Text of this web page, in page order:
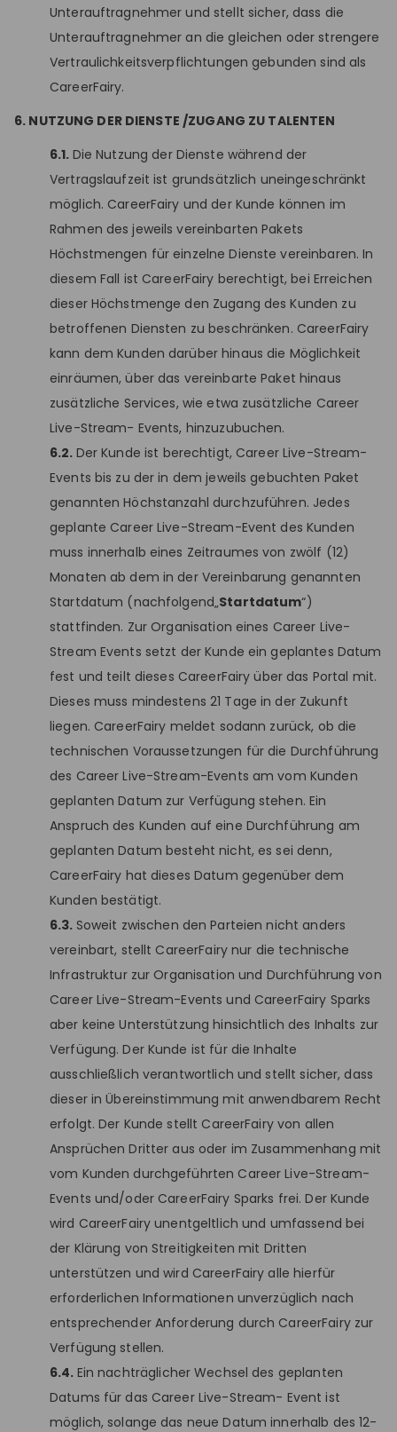
Unterauftragnehmer und stellt sicher, dass die
Unterauftragnehmer an die gleichen oder strengere
Vertraulichkeitsverpflichtungen gebunden sind als
CareerFairy.
6. NUTZUNG DER DIENSTE /ZUGANG ZU TALENTEN
6.1. Die Nutzung der Dienste während der
Vertragslaufzeit ist grundsätzlich uneingeschränkt
möglich. CareerFairy und der Kunde können im
Rahmen des jeweils vereinbarten Pakets
Höchstmengen für einzelne Dienste vereinbaren. In
diesem Fall ist CareerFairy berechtigt, bei Erreichen
dieser Höchstmenge den Zugang des Kunden zu
betroffenen Diensten zu beschränken. CareerFairy
kann dem Kunden darüber hinaus die Möglichkeit
einräumen, über das vereinbarte Paket hinaus
zusätzliche Services, wie etwa zusätzliche Career
Live-Stream- Events, hinzuzubuchen.
6.2. Der Kunde ist berechtigt, Career Live-Stream-
Events bis zu der in dem jeweils gebuchten Paket
genannten Höchstanzahl durchzuführen. Jedes
geplante Career Live-Stream-Event des Kunden
muss innerhalb eines Zeitraumes von zwölf (12)
Monaten ab dem in der Vereinbarung genannten
Startdatum (nachfolgend„Startdatum“)
stattfinden. Zur Organisation eines Career Live-
Stream Events setzt der Kunde ein geplantes Datum
fest und teilt dieses CareerFairy über das Portal mit.
Dieses muss mindestens 21 Tage in der Zukunft
liegen. CareerFairy meldet sodann zurück, ob die
technischen Voraussetzungen für die Durchführung
des Career Live-Stream-Events am vom Kunden
geplanten Datum zur Verfügung stehen. Ein
Anspruch des Kunden auf eine Durchführung am
geplanten Datum besteht nicht, es sei denn,
CareerFairy hat dieses Datum gegenüber dem
Kunden bestätigt.
6.3. Soweit zwischen den Parteien nicht anders
vereinbart, stellt CareerFairy nur die technische
Infrastruktur zur Organisation und Durchführung von
Career Live-Stream-Events und CareerFairy Sparks
aber keine Unterstützung hinsichtlich des Inhalts zur
Verfügung. Der Kunde ist für die Inhalte
ausschließlich verantwortlich und stellt sicher, dass
dieser in Übereinstimmung mit anwendbarem Recht
erfolgt. Der Kunde stellt CareerFairy von allen
Ansprüchen Dritter aus oder im Zusammenhang mit
vom Kunden durchgeführten Career Live-Stream-
Events und/oder CareerFairy Sparks frei. Der Kunde
wird CareerFairy unentgeltlich und umfassend bei
der Klärung von Streitigkeiten mit Dritten
unterstützen und wird CareerFairy alle hierfür
erforderlichen Informationen unverzüglich nach
entsprechender Anforderung durch CareerFairy zur
Verfügung stellen.
6.4. Ein nachträglicher Wechsel des geplanten
Datums für das Career Live-Stream- Event ist
möglich, solange das neue Datum innerhalb des 12-